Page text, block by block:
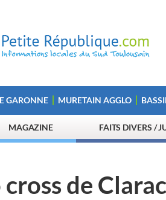
GARONNE MURETAIN AGGLO
MAGAZINE FAITS DIVERS /
cross de